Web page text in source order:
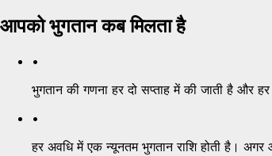
आपको भुगतान कब मिलता है
•
भुगतान की गणना हर दो सप्ताह में की जाती है और
•
हर अवधि में एक न्यूनतम भुगतान राशि होती है।